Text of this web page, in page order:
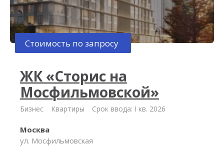
Стоимость по запросу
ЖК «Сторис на
Мосфильмовской»
Бизнес Квартиры Срок ввода: I кв. 2026
Москва
ул. Мосфильмовская